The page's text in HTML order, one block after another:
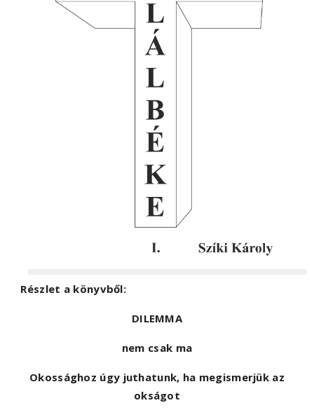
Részlet a könyvből:
DILEMMA
nem csak ma
Okossághoz úgy juthatunk, ha megismerjük az
okságot